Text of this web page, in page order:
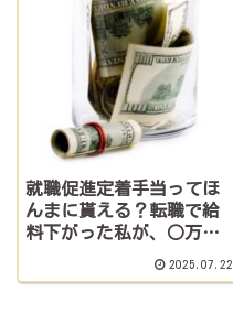
就職促進定着手当ってほ
んまに貰える？転職で給
料下がった私が、○万も
2025.07.22